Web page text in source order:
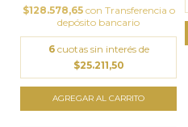
$128.578,65 con Transferencia o
depósito bancario
6 cuotas sin interés de
$25.211,50